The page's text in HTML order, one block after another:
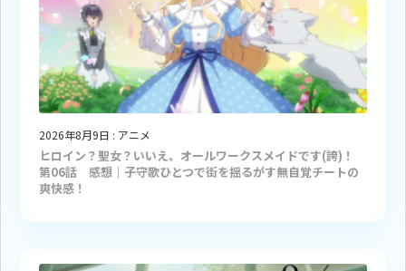
2026年8月9日 : アニメ
ヒロイン？聖女？いいえ、オールワークスメイドです(誇)！
第06話 感想｜子守歌ひとつで街を揺るがす無自覚チートの
爽快感！